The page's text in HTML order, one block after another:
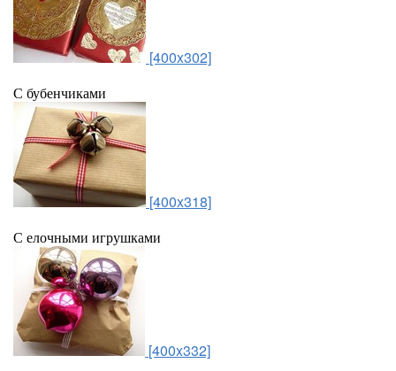
[400x302]
С бубенчиками
[400x318]
С елочными игрушками
[400x332]